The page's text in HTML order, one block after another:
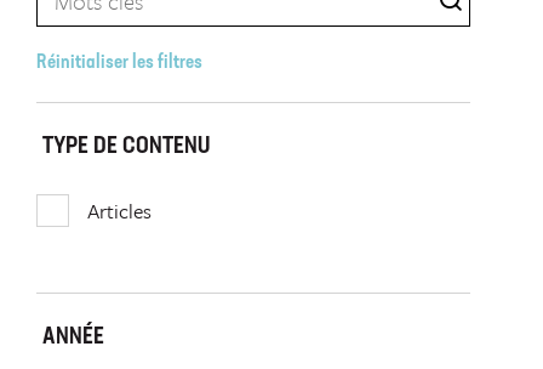
Réinitialiser les filtres
TYPE DE CONTENU
Articles
ANNÉE